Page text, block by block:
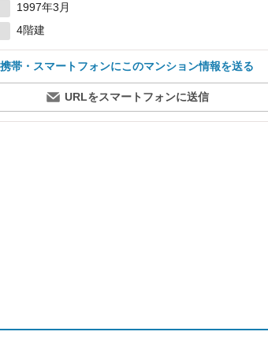
1997年3月
4階建
携帯・スマートフォンにこのマンション情報を送る
URLをスマートフォンに送信